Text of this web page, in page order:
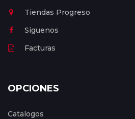
Tiendas Progreso
Siguenos
Facturas
OPCIONES
Catalogos